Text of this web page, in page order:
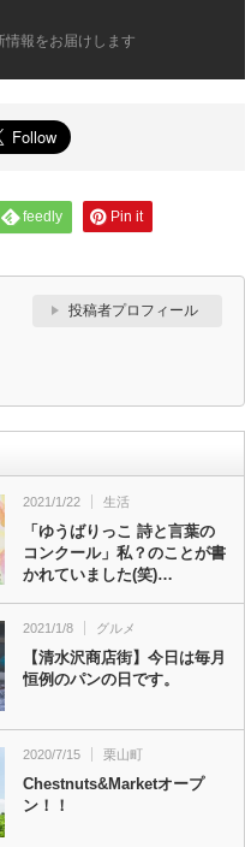
情報をお届けします
feedly Pin it
投稿者プロフィール
2021/1/22 生活
「ゆうばりっこ 詩と言葉の
コンクール」私？のことが書
かれていました(笑)…
2021/1/8 グルメ
【清水沢商店街】今日は毎月
恒例のパンの日です。
2020/7/15 栗山町
Chestnuts&Marketオープ
ン！！